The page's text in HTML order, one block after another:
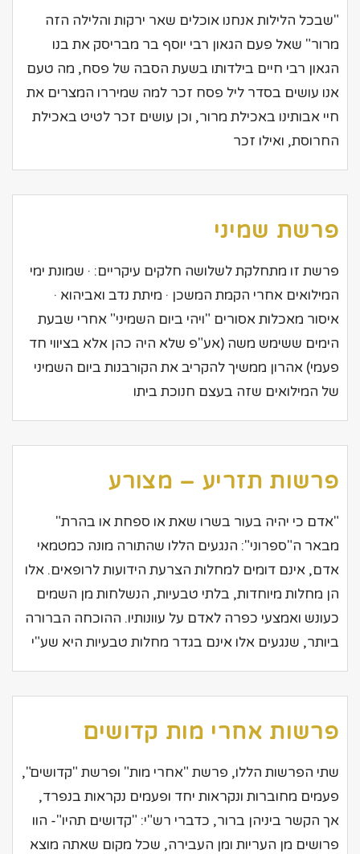
"שבכל הלילות אנחנו אוכלים שאר ירקות והלילה הזה
מרור" שאל פעם הגאון רבי יוסף בר מבריסק את בנו
הגאון רבי חיים בילדותו בשעת הסבה של פסח, מה טעם
אנו עושים בסדר ליל פסח זכר למה שמיררו המצרים את
חיי אבותינו באכילת מרור, וכן עושים זכר לטיט באכילת
החרוסת, ואילו זכר
פרשת שמיני
פרשת זו מתחלקת לשלושה חלקים עיקריים: · שמונת ימי
המילואים אחרי הקמת המשכן · מיתת נדב ואביהוא ·
איסור מאכלות אסורים "ויהי ביום השמיני" אחרי שבעת
הימים ששימש משה (אע"פ שלא היה כהן אלא בציווי חד
פעמי) אהרון ממשיך להקריב את הקורבנות ביום השמיני
של המילואים שזה בעצם חנוכת ביתו
פרשות תזריע – מצורע
"אדם כי יהיה בעור בשרו שאת או ספחת או בהרת"
מבאר ה"ספרוני": הנגעים הללו שהתורה מונה כמטמאי
אדם, אינם דומים למחלות הצרעת הידועות לרופאים. אלו
הן מחלות מיוחדות, בלתי טבעיות, הנשלחות מן השמים
כעונש ואמצעי כפרה לאדם על עוונותיו. ההוכחה הברורה
ביותר, שנגעים אלו אינם בגדר מחלות טבעיות היא שע"י
פרשות אחרי מות קדושים
שתי הפרשות הללו, פרשת "אחרי מות" ופרשת "קדושים",
פעמים מחוברות ונקראות יחד ופעמים נקראות בנפרד,
אך הקשר ביניהן ברור, כדברי רש"י: "קדושים תהיו"- הוו
פרושים מן העריות ומן העבירה, שכל מקום שאתה מוצא